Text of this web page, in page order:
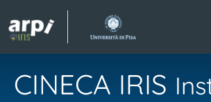
CINECA IRIS